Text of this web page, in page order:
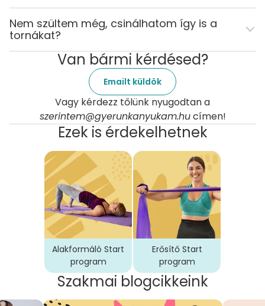
Nem szültem még, csinálhatom így is a
tornákat?
Van bármi kérdésed?
Emailt küldök
Vagy kérdezz tőlünk nyugodtan a
szerintem@gyerunkanyukam.hucímen!
Ezek is érdekelhetnek
Alakformáló Start
program
Erősítő Start
program
Szakmai blogcikkeink